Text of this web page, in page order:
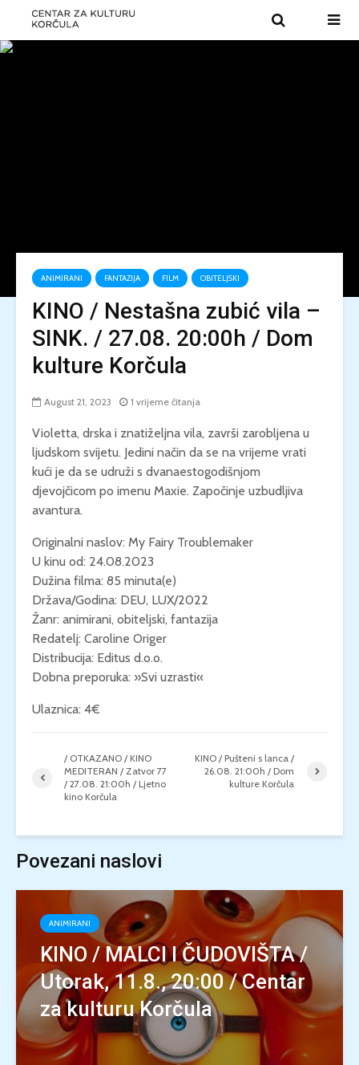
ANIMIRANI FANTAZIJA FILM OBITELJSKI
KINO / Nestašna zubić vila –
SINK. / 27.08. 20:00h / Dom
kulture Korčula
August 21, 2023 1 vrijeme čitanja
Violetta, drska i znatiželjna vila, završi zarobljena u
ljudskom svijetu. Jedini način da se na vrijeme vrati
kući je da se udruži s dvanaestogodišnjom
djevojčicom po imenu Maxie. Započinje uzbudljiva
avantura.
Originalni naslov: My Fairy Troublemaker
U kinu od: 24.08.2023
Dužina filma: 85 minuta(e)
Država/Godina: DEU, LUX/2022
Žanr: animirani, obiteljski, fantazija
Redatelj: Caroline Origer
Distribucija: Editus d.o.o.
Dobna preporuka: »Svi uzrasti«
Ulaznica: 4€
/ OTKAZANO / KINO
MEDITERAN / Zatvor 77
/ 27.08. 21:00h / Ljetno
kino Korčula
KINO / Pušteni s lanca /
26.08. 21:00h / Dom
kulture Korčula
Povezani naslovi
ANIMIRANI
KINO / MALCI I ČUDOVIŠTA /
Utorak, 11.8., 20:00 / Centar
za kulturu Korčula